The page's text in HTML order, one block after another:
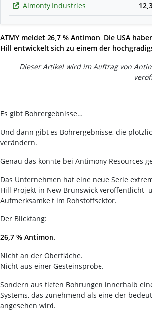
Almonty Industries
ATMY meldet 26,7 % Antimon. Die USA
Hill entwickelt sich zu einem der
Dieser Artikel wird im Auftrag von
Es gibt Bohrergebnisse…
Und dann gibt es Bohrergebnisse, die
verändern.
Genau das könnte bei Antimony Resources
Das Unternehmen hat eine neue Serie
Hill Projekt in New Brunswick veröffentlicht
Aufmerksamkeit im Rohstoffsektor.
Der Blickfang:
26,7 % Antimon.
Nicht an der Oberfläche.
Nicht aus einer Gesteinsprobe.
Sondern aus tiefen Bohrungen innerhalb
Systems, das zunehmend als eine der
angesehen wird.